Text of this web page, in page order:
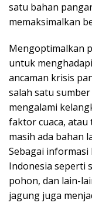
satu bahan
memaksimalkan
Mengoptimalkan
untuk
ancaman krisis
salah satu
mengalami
faktor cuaca,
masih ada bahan
Sebagai informasi
Indonesia seperti
pohon, dan lain-
jagung juga